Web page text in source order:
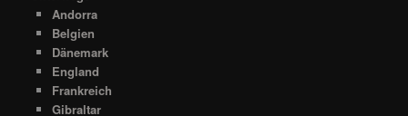
Andorra
Belgien
Dänemark
England
Frankreich
Gibraltar